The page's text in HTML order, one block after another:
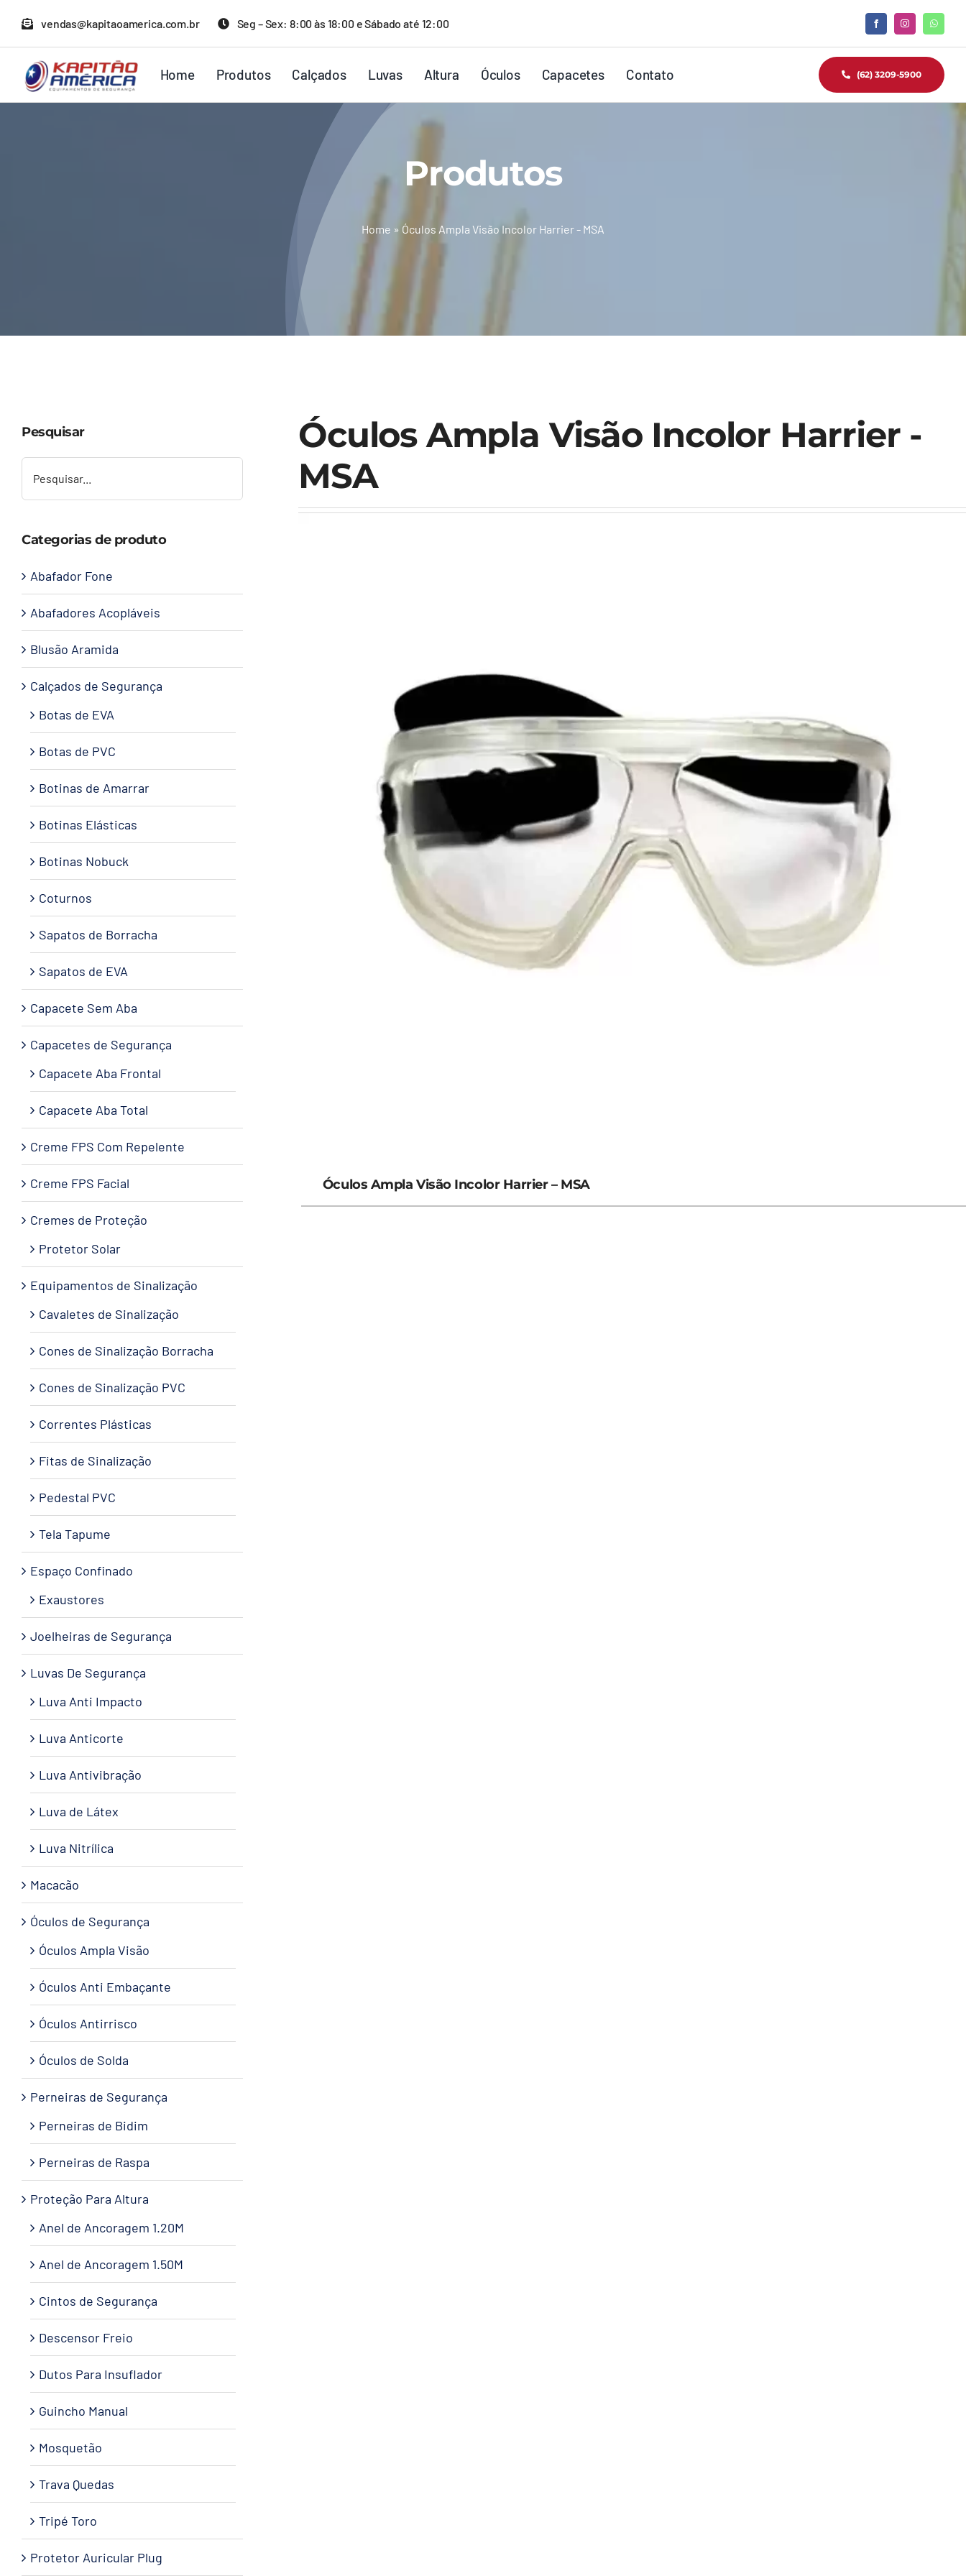
para
conteúdo
vendas@kapitaoamerica.com.br Seg – Sex: 8:00 às 18:00 e Sábado até 12:00
Home Produtos Calçados Luvas Altura Óculos Capacetes Contato (62) 3209-5900
Produtos
Home » Óculos Ampla Visão Incolor Harrier - MSA
Óculos Ampla Visão Incolor Harrier -
MSA
Óculos Ampla Visão Incolor Harrier – MSA
Pesquisar
Categorias de produto
Abafador Fone
Abafadores Acopláveis
Blusão Aramida
Calçados de Segurança
Botas de EVA
Botas de PVC
Botinas de Amarrar
Botinas Elásticas
Botinas Nobuck
Coturnos
Sapatos de Borracha
Sapatos de EVA
Capacete Sem Aba
Capacetes de Segurança
Capacete Aba Frontal
Capacete Aba Total
Creme FPS Com Repelente
Creme FPS Facial
Cremes de Proteção
Protetor Solar
Equipamentos de Sinalização
Cavaletes de Sinalização
Cones de Sinalização Borracha
Cones de Sinalização PVC
Correntes Plásticas
Fitas de Sinalização
Pedestal PVC
Tela Tapume
Espaço Confinado
Exaustores
Joelheiras de Segurança
Luvas De Segurança
Luva Anti Impacto
Luva Anticorte
Luva Antivibração
Luva de Látex
Luva Nitrílica
Macacão
Óculos de Segurança
Óculos Ampla Visão
Óculos Anti Embaçante
Óculos Antirrisco
Óculos de Solda
Perneiras de Segurança
Perneiras de Bidim
Perneiras de Raspa
Proteção Para Altura
Anel de Ancoragem 1.20M
Anel de Ancoragem 1.50M
Cintos de Segurança
Descensor Freio
Dutos Para Insuflador
Guincho Manual
Mosquetão
Trava Quedas
Tripé Toro
Protetor Auricular Plug